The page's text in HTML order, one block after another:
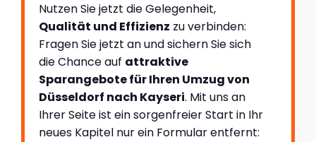
Nutzen Sie jetzt die Gelegenheit,
Qualität und Effizienz zu verbinden:
Fragen Sie jetzt an und sichern Sie sich
die Chance auf attraktive
Sparangebote für Ihren Umzug von
Düsseldorf nach Kayseri. Mit uns an
Ihrer Seite ist ein sorgenfreier Start in Ihr
neues Kapitel nur ein Formular entfernt: